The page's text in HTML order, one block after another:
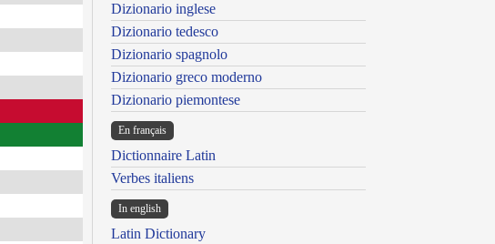
Dizionario inglese
Dizionario tedesco
Dizionario spagnolo
Dizionario greco moderno
Dizionario piemontese
En français
Dictionnaire Latin
Verbes italiens
In english
Latin Dictionary